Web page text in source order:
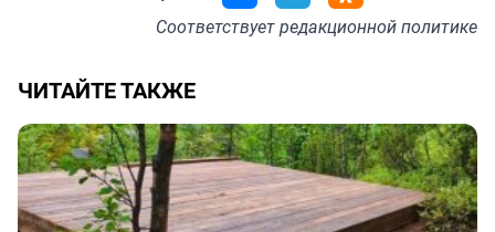
Соответствуетредакционной политике
ЧИТАЙТЕ ТАКЖЕ